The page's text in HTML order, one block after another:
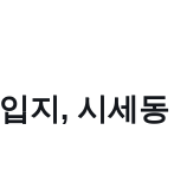
지, 시세동